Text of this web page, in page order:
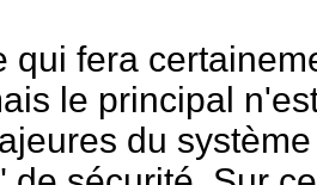
qui fera
le principal
du